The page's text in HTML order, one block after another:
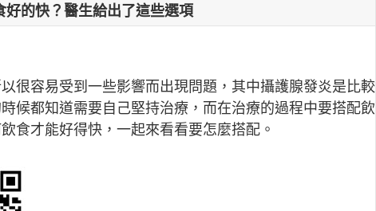
好的快？醫生給出了這些選項
很容易受到一些影響而出現問題，其中攝護腺發炎是比較
候都知道需要自己堅持治療，而在治療的過程中要搭配飲
食才能好得快，一起來看看要怎麼搭配。